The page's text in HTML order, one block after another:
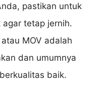
pastikan untuk
tetap jernih.
MOV adalah
dan umumnya
baik.